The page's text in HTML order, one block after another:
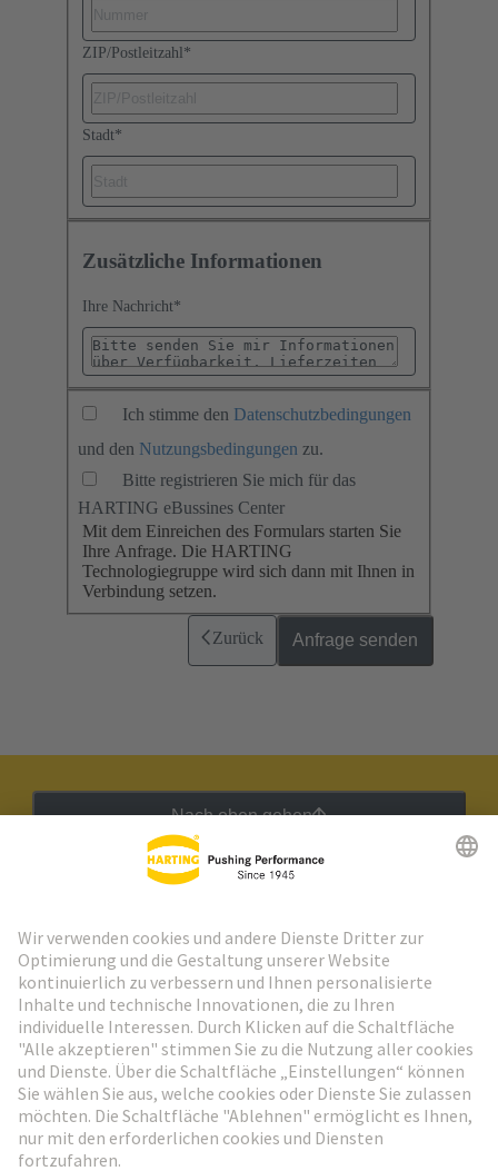
ZIP/Postleitzahl *
Stadt*
Zusätzliche Informationen
Ihre Nachricht*
Ich stimme den Datenschutzbedingungen
und den Nutzungsbedingungen zu.
Bitte registrieren Sie mich für das
HARTING eBussines Center
Mit dem Einreichen des Formulars starten Sie
Ihre Anfrage. Die HARTING
Technologiegruppe wird sich dann mit Ihnen in
Verbindung setzen.
Zurück Anfrage senden
Nach oben gehen
Weiter zur Anmeldung
Social Media